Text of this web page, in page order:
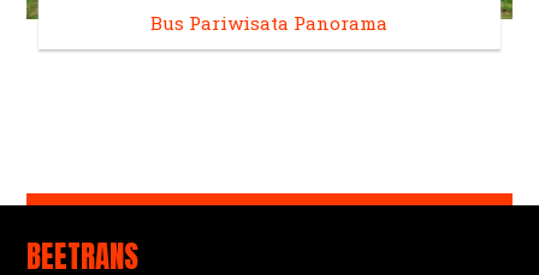
Bus Pariwisata Panorama
BEETRANS